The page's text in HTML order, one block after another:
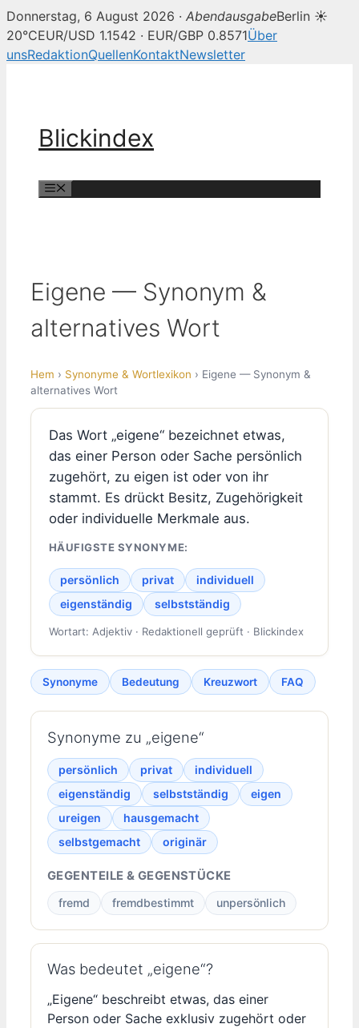
Donnerstag, 6 August 2026 · AbendausgabeBerlin ☀
20°CEUR/USD 1.1542 · EUR/GBP 0.8571Über
unsRedaktionQuellenKontaktNewsletter
Blickindex
Eigene — Synonym &
alternatives Wort
Hem › Synonyme & Wortlexikon › Eigene — Synonym &
alternatives Wort
Das Wort „eigene“ bezeichnet etwas,
das einer Person oder Sache persönlich
zugehört, zu eigen ist oder von ihr
stammt. Es drückt Besitz, Zugehörigkeit
oder individuelle Merkmale aus.
HÄUFIGSTE SYNONYME:
persönlich privat
individuell
eigenständig
selbstständig
Wortart: Adjektiv · Redaktionell geprüft · Blickindex
Synonyme Bedeutung Kreuzwort FAQ
Synonyme zu „eigene“
persönlich privat
individuell
eigenständig
selbstständig
eigen
ureigen
hausgemacht
selbstgemacht
originär
GEGENTEILE & GEGENSTÜCKE
fremd fremdbestimmt unpersönlich
Was bedeutet „eigene“?
„Eigene“ beschreibt etwas, das einer
Person oder Sache exklusiv zugehört oder